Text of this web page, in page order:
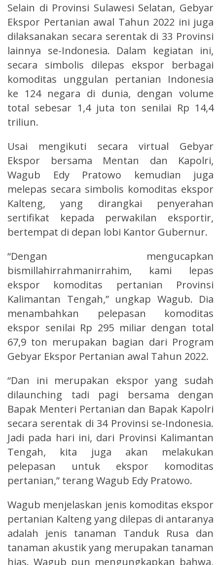
Selain di Provinsi Sulawesi Selatan, Gebyar
Ekspor Pertanian awal Tahun 2022 ini juga
dilaksanakan secara serentak di 33 Provinsi
lainnya se-Indonesia. Dalam kegiatan ini,
secara simbolis dilepas ekspor berbagai
komoditas unggulan pertanian Indonesia
ke 124 negara di dunia, dengan volume
total sebesar 1,4 juta ton senilai Rp 14,4
triliun.
Usai mengikuti secara virtual Gebyar
Ekspor bersama Mentan dan Kapolri,
Wagub Edy Pratowo kemudian juga
melepas secara simbolis komoditas ekspor
Kalteng, yang dirangkai penyerahan
sertifikat kepada perwakilan eksportir,
bertempat di depan lobi Kantor Gubernur.
“Dengan mengucapkan
bismillahirrahmanirrahim, kami lepas
ekspor komoditas pertanian Provinsi
Kalimantan Tengah,” ungkap Wagub. Dia
menambahkan pelepasan komoditas
ekspor senilai Rp 295 miliar dengan total
67,9 ton merupakan bagian dari Program
Gebyar Ekspor Pertanian awal Tahun 2022.
“Dan ini merupakan ekspor yang sudah
dilaunching tadi pagi bersama dengan
Bapak Menteri Pertanian dan Bapak Kapolri
secara serentak di 34 Provinsi se-Indonesia.
Jadi pada hari ini, dari Provinsi Kalimantan
Tengah, kita juga akan melakukan
pelepasan untuk ekspor komoditas
pertanian,” terang Wagub Edy Pratowo.
Wagub menjelaskan jenis komoditas ekspor
pertanian Kalteng yang dilepas di antaranya
adalah jenis tanaman Tanduk Rusa dan
tanaman akustik yang merupakan tanaman
hias. Wagub pun mengungkapkan bahwa,